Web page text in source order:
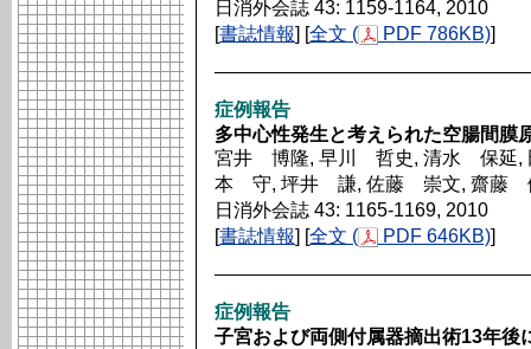
日消外会誌 43: 1159-1164, 2010
[書誌情報] [全文 ( PDF 786KB)]
症例報告
多中心性発生と考えられた空腸間膜
宮井 博隆, 早川 哲史, 清水 保延
本 守, 坪井 謙, 佐藤 崇文, 齋藤
日消外会誌 43: 1165-1169, 2010
[書誌情報] [全文 ( PDF 646KB)]
症例報告
子宮および両側付属器摘出術13年後